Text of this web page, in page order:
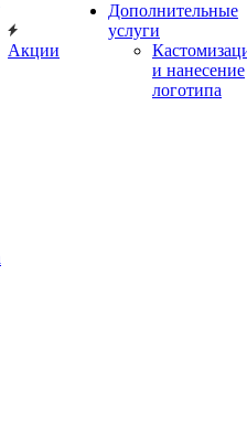
Акции
Дополнительные
услуги
и нанесение
логотипа